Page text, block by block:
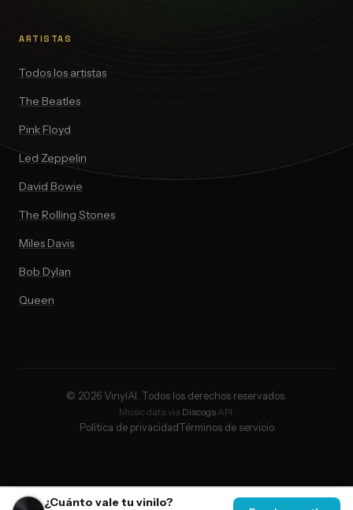
ARTISTAS
Todos los artistas
The Beatles
Pink Floyd
Led Zeppelin
David Bowie
The Rolling Stones
Miles Davis
Bob Dylan
Queen
© 2026 VinylAI. Todos los derechos reservados.
Music data via DiscogsAPI.
Política de privacidadTérminos de servicio
¿Cuánto vale tu vinilo?